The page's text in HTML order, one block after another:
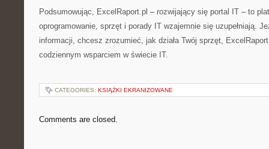
Podsumowując, ExcelRaport.pl – rozwijający się portal IT – to
oprogramowanie, sprzęt i porady IT wzajemnie się uzupełniają.
informacji, chcesz zrozumieć, jak działa Twój sprzęt,
codziennym wsparciem w świecie IT.
CATEGORIES: KSIĄŻKI EKRANIZOWANE
Comments are closed.